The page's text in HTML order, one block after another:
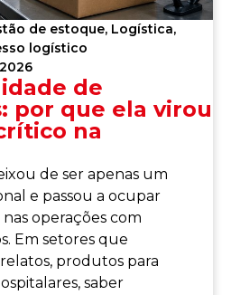
de estoque, Logística,
logístico
de
por que ela virou
na
de ser apenas um
e passou a ocupar
operações com
Em setores que
produtos para
saber